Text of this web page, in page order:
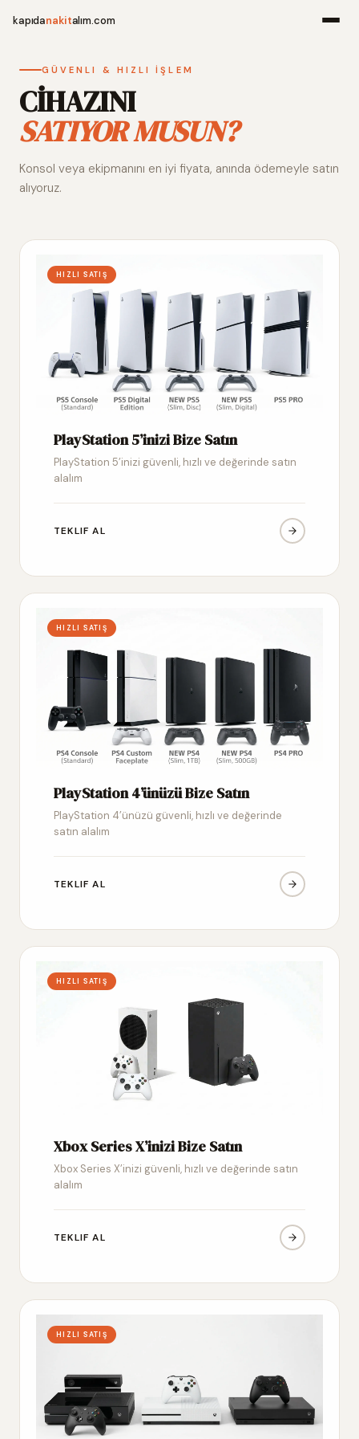
kapıdanakitalım.com
Alım
GÜVENLI & HIZLI İŞLEM
CİHAZINI
SATIYOR MUSUN?
Konsol veya ekipmanını en iyi fiyata, anında ödemeyle satın
alıyoruz.
HIZLI SATIŞ
PlayStation 5’inizi Bize Satın
PlayStation 5’inizi güvenli, hızlı ve değerinde satın
alalım
TEKLIF AL
HIZLI SATIŞ
PlayStation 4’ünüzü Bize Satın
PlayStation 4’ünüzü güvenli, hızlı ve değerinde
satın alalım
TEKLIF AL
HIZLI SATIŞ
Xbox Series X’inizi Bize Satın
Xbox Series X’inizi güvenli, hızlı ve değerinde satın
alalım
TEKLIF AL
HIZLI SATIŞ